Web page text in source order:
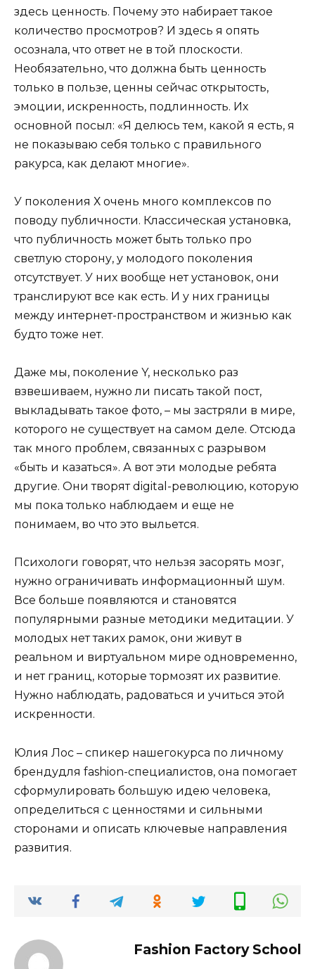
здесь ценность. Почему это набирает такое
количество просмотров? И здесь я опять
осознала, что ответ не в той плоскости.
Необязательно, что должна быть ценность
только в пользе, ценны сейчас открытость,
эмоции, искренность, подлинность. Их
основной посыл: «Я делюсь тем, какой я есть, я
не показываю себя только с правильного
ракурса, как делают многие».
У поколения Х очень много комплексов по
поводу публичности. Классическая установка,
что публичность может быть только про
светлую сторону, у молодого поколения
отсутствует. У них вообще нет установок, они
транслируют все как есть. И у них границы
между интернет-пространством и жизнью как
будто тоже нет.
Даже мы, поколение Y, несколько раз
взвешиваем, нужно ли писать такой пост,
выкладывать такое фото, – мы застряли в мире,
которого не существует на самом деле. Отсюда
так много проблем, связанных с разрывом
«быть и казаться». А вот эти молодые ребята
другие. Они творят digital-революцию, которую
мы пока только наблюдаем и еще не
понимаем, во что это выльется.
Психологи говорят, что нельзя засорять мозг,
нужно ограничивать информационный шум.
Все больше появляются и становятся
популярными разные методики медитации. У
молодых нет таких рамок, они живут в
реальном и виртуальном мире одновременно,
и нет границ, которые тормозят их развитие.
Нужно наблюдать, радоваться и учиться этой
искренности.
Юлия Лос – спикер нашегокурса по личному
брендудля fashion-специалистов, она помогает
сформулировать большую идею человека,
определиться с ценностями и сильными
сторонами и описать ключевые направления
развития.
Fashion Factory School